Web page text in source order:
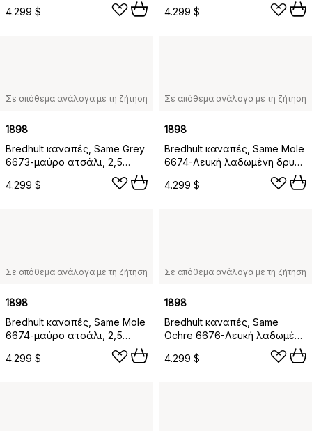
4.299 $
4.299 $
Σε απόθεμα ανάλογα με τη ζήτηση
1898
Bredhult καναπές, Same Grey
6673-μαύρο ατσάλι, 2,5
4.299 $
Σε απόθεμα ανάλογα με τη ζήτηση
1898
Bredhult καναπές, Same Mole
6674-Λευκή λαδωμένη δρυς,
4.299 $
Σε απόθεμα ανάλογα με τη ζήτηση
1898
Bredhult καναπές, Same Mole
6674-μαύρο ατσάλι, 2,5
4.299 $
Σε απόθεμα ανάλογα με τη ζήτηση
1898
Bredhult καναπές, Same
Ochre 6676-Λευκή λαδωμένη
4.299 $